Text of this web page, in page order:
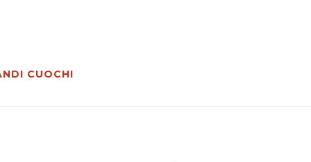
CUOCHI